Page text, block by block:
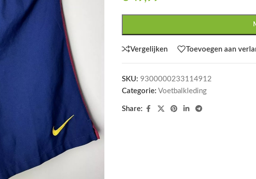
Vergelijken Toevoegen aan
SKU: 9300000233114912
Categorie: Voetbalkleding
Share: